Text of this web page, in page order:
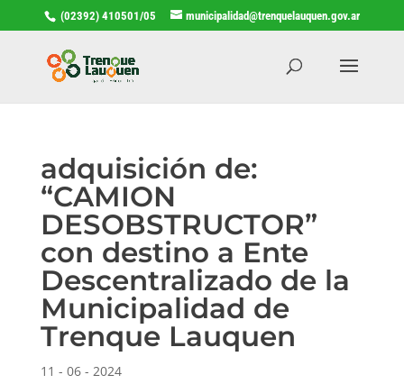
(02392) 410501/05 municipalidad@trenquelauquen.gov.ar
adquisición de:
“CAMION
DESOBSTRUCTOR”
con destino a Ente
Descentralizado de la
Municipalidad de
Trenque Lauquen
11 - 06 - 2024